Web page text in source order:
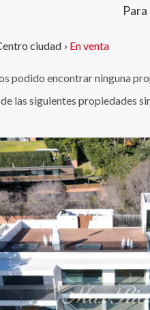
ciudad › En venta
podido encontrar ninguna
las siguientes propiedades